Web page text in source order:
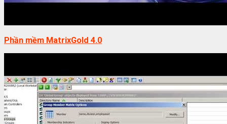
Phần mềm MatrixGold 4.0